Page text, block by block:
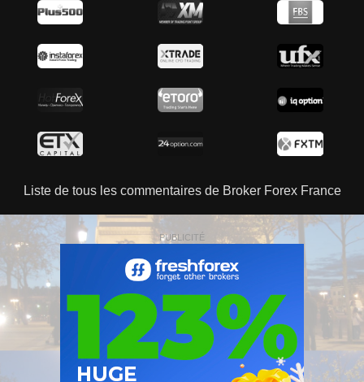
Liste de tous les commentaires de Broker Forex France
PUBLICITÉ